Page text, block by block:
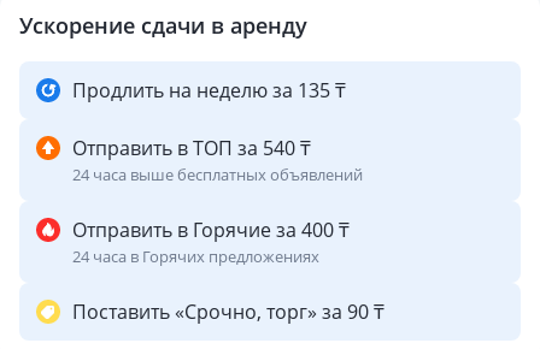
Вместимость до 25 человек
Детский бассейн
Русская баня на дровах
Уютная озеленённая зона с газоном и зонами отдыха
Ускорение сдачи в аренду
Продлить на неделю за 135 ₸
Отправить в ТОП за 540 ₸
24 часа выше бесплатных объявлений
Отправить в Горячие за 400 ₸
24 часа в Горячих предложениях
Поставить «Срочно, торг» за 90 ₸